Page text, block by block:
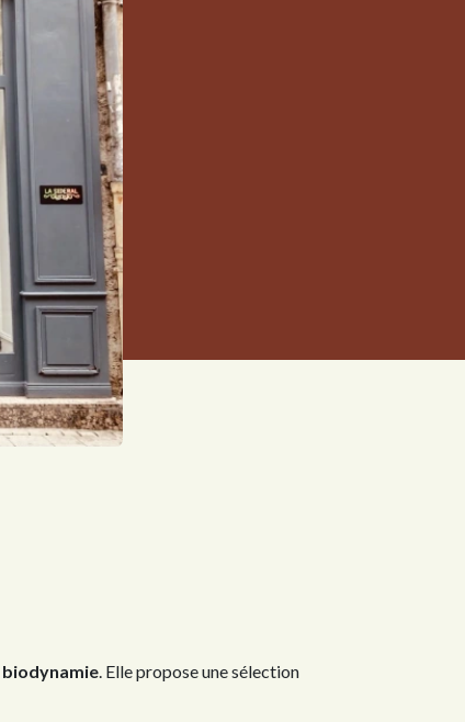
biodynamie. Elle propose une sélection